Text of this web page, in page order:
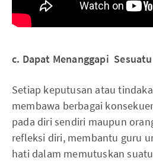
c. Dapat Menanggapi
Setiap keputusan atau
membawa berbagai
pada diri sendiri maupun
refleksi diri, membantu guru
hati dalam memutuskan